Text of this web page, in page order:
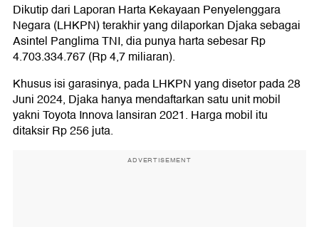
Dikutip dari Laporan Harta Kekayaan Penyelenggara
Negara (LHKPN) terakhir yang dilaporkan Djaka sebagai
Asintel Panglima TNI, dia punya harta sebesar Rp
4.703.334.767 (Rp 4,7 miliaran).
Khusus isi garasinya, pada LHKPN yang disetor pada 28
Juni 2024, Djaka hanya mendaftarkan satu unit mobil
yakni Toyota Innova lansiran 2021. Harga mobil itu
ditaksir Rp 256 juta.
ADVERTISEMENT